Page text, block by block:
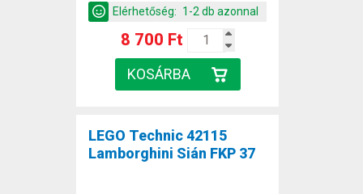
Elérhetőség: 1-2 db azonnal
8 700 Ft
LEGO Technic 42115
Lamborghini Sián FKP 37